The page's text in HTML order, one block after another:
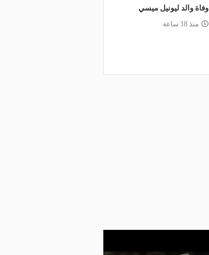
وفاة والد ليونيل ميسي
منذ 18 ساعة